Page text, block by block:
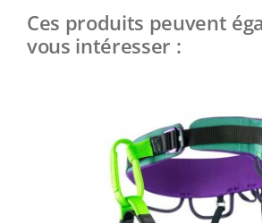
Ces produits peuvent
vous intéresser :